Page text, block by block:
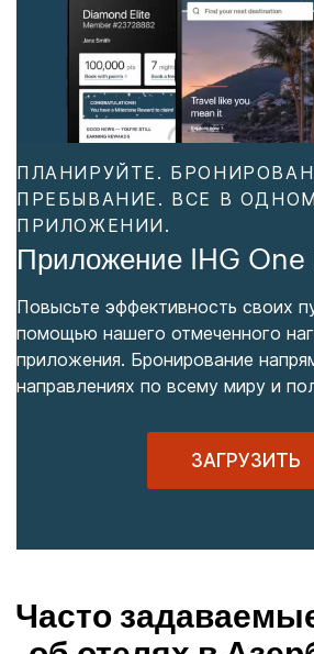
ПЛАНИРУЙТЕ.
ПРЕБЫВАНИЕ. ВСЕ В ОДНОМ
ПРИЛОЖЕНИИ.
Приложение IHG One
Повысьте эффективность своих
помощью нашего отмеченного
приложения. Бронирование
направлениях по всему миру и
ЗАГРУЗИТЬ
Часто